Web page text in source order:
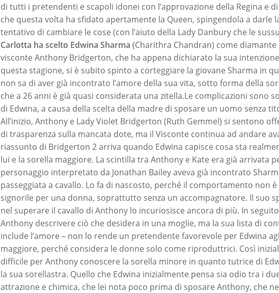
di tutti i pretendenti e scapoli idonei con l’approvazione della Regina e
che questa volta ha sfidato apertamente la Queen, spingendola a darle
tentativo di cambiare le cose (con l’aiuto della Lady Danbury che le
Carlotta ha scelto Edwina Sharma (Charithra Chandran) come diamante
visconte Anthony Bridgerton, che ha appena dichiarato la sua
questa stagione, si è subito spinto a corteggiare la giovane Sharma in
non sa di aver già incontrato l’amore della sua vita, sotto forma della
che a 26 anni è già quasi considerata una zitella.Le complicazioni sono
di Edwina, a causa della scelta della madre di sposare un uomo senza
All’inizio, Anthony e Lady Violet Bridgerton (Ruth Gemmel) si sentono
di trasparenza sulla mancata dote, ma il Visconte continua ad andare
riassunto di Bridgerton 2 arriva quando Edwina capisce cosa sta
lui e la sorella maggiore. La scintilla tra Anthony e Kate era già arrivata
personaggio interpretato da Jonathan Bailey aveva già incontrato
passeggiata a cavallo. Lo fa di nascosto, perché il comportamento non
signorile per una donna, soprattutto senza un accompagnatore. Il suo
nel superare il cavallo di Anthony lo incuriosisce ancora di più. In
Anthony descrivere ciò che desidera in una moglie, ma la sua lista di
include l’amore – non lo rende un pretendente favorevole per Edwina
maggiore, perché considera le donne solo come riproduttrici. Così
difficile per Anthony conoscere la sorella minore in quanto tutrice di
la sua sorellastra. Quello che Edwina inizialmente pensa sia odio tra i
attrazione e chimica, che lei nota poco prima di sposare Anthony, che